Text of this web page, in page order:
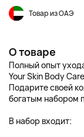
Товар из ОАЭ
О товаре
Полный опыт
Your Skin Body
Подарите своей
богатым набором
В набор входит: